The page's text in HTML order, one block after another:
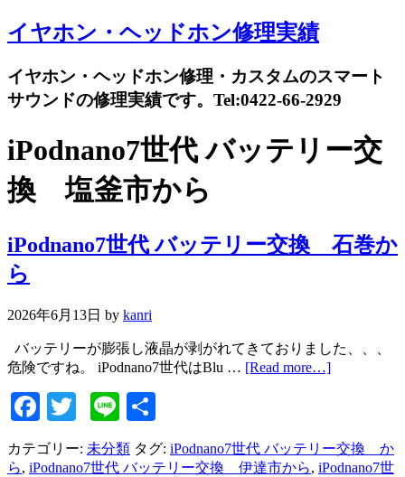
イヤホン・ヘッドホン修理実績
イヤホン・ヘッドホン修理・カスタムのスマート
サウンドの修理実績です。Tel:0422-66-2929
iPodnano7世代 バッテリー交
換 塩釜市から
iPodnano7世代 バッテリー交換 石巻か
ら
2026年6月13日 by kanri
バッテリーが膨張し液晶が剥がれてきておりました、、、
危険ですね。 iPodnano7世代はBlu … [Read more…]
Facebook
Twitter
Line
有
カテゴリー: 未分類 タグ: iPodnano7世代 バッテリー交換 か
ら, iPodnano7世代 バッテリー交換 伊達市から, iPodnano7世